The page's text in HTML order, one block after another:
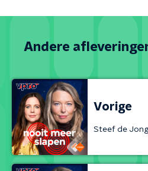
Andere
Vorige
Steef de